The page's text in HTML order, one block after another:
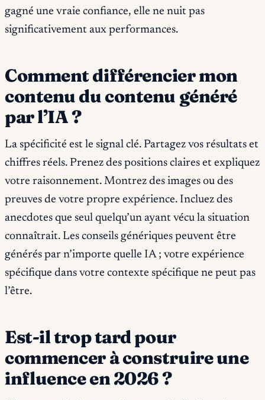
gagné une vraie confiance, elle ne nuit pas
significativement aux performances.
Comment différencier mon
contenu du contenu généré
par l’IA ?
La spécificité est le signal clé. Partagez vos résultats et
chiffres réels. Prenez des positions claires et expliquez
votre raisonnement. Montrez des images ou des
preuves de votre propre expérience. Incluez des
anecdotes que seul quelqu’un ayant vécu la situation
connaîtrait. Les conseils génériques peuvent être
générés par n’importe quelle IA ; votre expérience
spécifique dans votre contexte spécifique ne peut pas
l’être.
Est-il trop tard pour
commencer à construire une
influence en 2026 ?